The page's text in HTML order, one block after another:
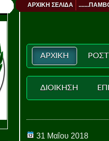
ΑΡΧΙΚΗ ΣΕΛΙΔΑ
ΑΡΧΙΚΗ
ΔΙΟΙΚΗΣΗ
31 Μαΐου 2018